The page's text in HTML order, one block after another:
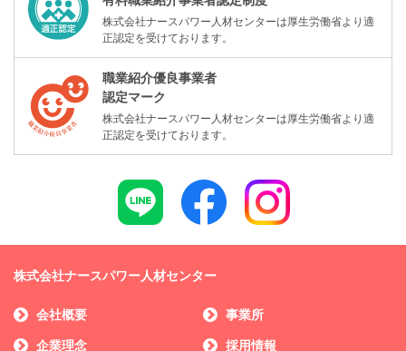
株式会社ナースパワー人材センターは厚生労働省より適
正認定を受けております。
職業紹介優良事業者
認定マーク
株式会社ナースパワー人材センターは厚生労働省より適
正認定を受けております。
株式会社ナースパワー人材センター
会社概要 事業所
企業理念 採用情報